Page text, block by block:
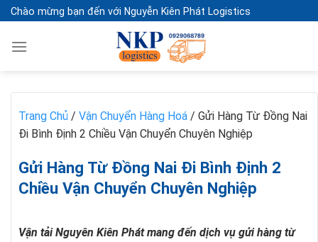
Skip
to
content
Chào mừng bạn đến với Nguyễn Kiên Phát Logistics
Trang Chủ / Vận Chuyển Hàng Hoá / Gửi Hàng Từ Đồng Nai
Đi Bình Định 2 Chiều Vận Chuyển Chuyên Nghiệp
Gửi Hàng Từ Đồng Nai Đi Bình Định 2
Chiều Vận Chuyển Chuyên Nghiệp
Vận tải Nguyên Kiên Phát mang đến dịch vụ gửi hàng từ